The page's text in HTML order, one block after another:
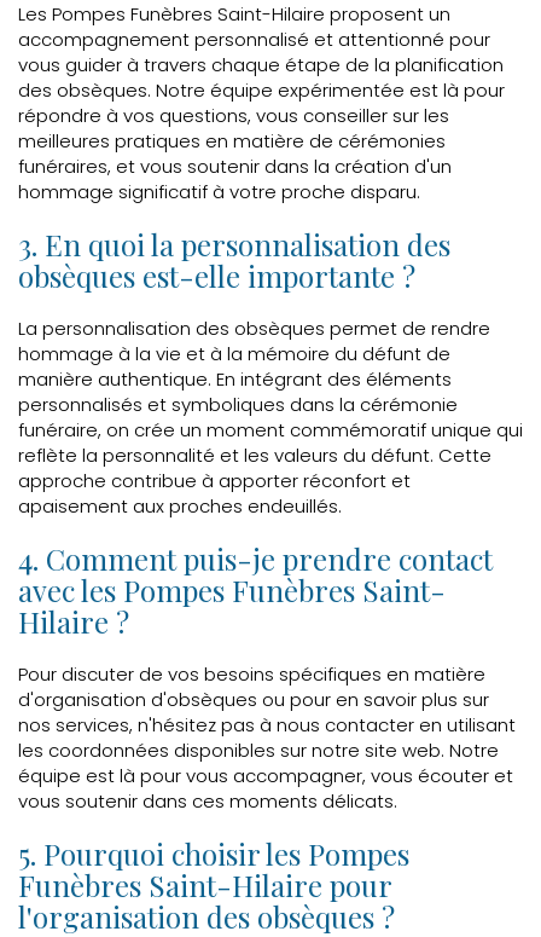
Les Pompes Funèbres Saint-Hilaire proposent un
accompagnement personnalisé et attentionné pour
vous guider à travers chaque étape de la planification
des obsèques. Notre équipe expérimentée est là pour
répondre à vos questions, vous conseiller sur les
meilleures pratiques en matière de cérémonies
funéraires, et vous soutenir dans la création d'un
hommage significatif à votre proche disparu.
3. En quoi la personnalisation des
obsèques est-elle importante ?
La personnalisation des obsèques permet de rendre
hommage à la vie et à la mémoire du défunt de
manière authentique. En intégrant des éléments
personnalisés et symboliques dans la cérémonie
funéraire, on crée un moment commémoratif unique qui
reflète la personnalité et les valeurs du défunt. Cette
approche contribue à apporter réconfort et
apaisement aux proches endeuillés.
4. Comment puis-je prendre contact
avec les Pompes Funèbres Saint-
Hilaire ?
Pour discuter de vos besoins spécifiques en matière
d'organisation d'obsèques ou pour en savoir plus sur
nos services, n'hésitez pas à nous contacter en utilisant
les coordonnées disponibles sur notre site web. Notre
équipe est là pour vous accompagner, vous écouter et
vous soutenir dans ces moments délicats.
5. Pourquoi choisir les Pompes
Funèbres Saint-Hilaire pour
l'organisation des obsèques ?